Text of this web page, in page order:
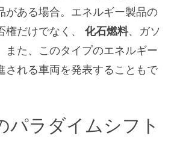
がある場合。エネルギー製品の
だけでなく、 化石燃料、ガソ
また、このタイプのエネルギー
される車両を発表することもで
パラダイムシフト